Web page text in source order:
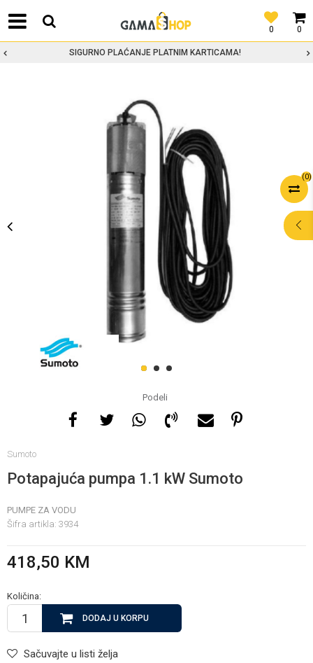
0
0
SIGURNO PLAĆANJE PLATNIM KARTICAMA!
(0)
1 2 3
Podeli
Sumoto
Potapajuća pumpa 1.1 kW Sumoto
PUMPE ZA VODU
Šifra artikla: 3934
418,50 KM
Količina:
DODAJ U KORPU
Sačuvajte u listi želja
POMOĆ PRI
KUPOVINI
i porudžbine
nedelje